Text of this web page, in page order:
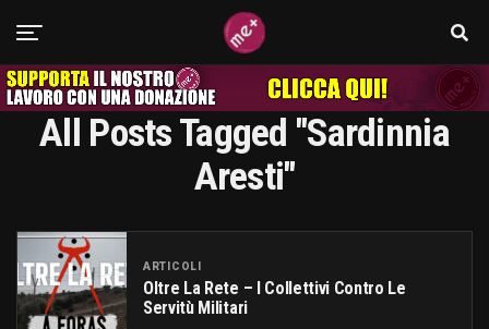
All Posts Tagged "Sardinnia
Aresti"
ARTICOLI
Oltre La Rete – I Collettivi Contro Le
Servitù Militari